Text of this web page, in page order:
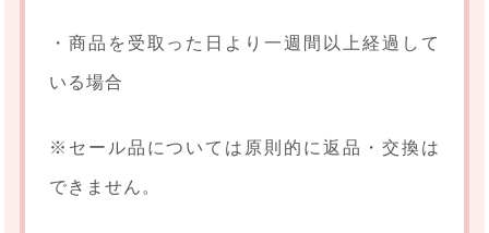
・商品を受取った日より一週間以上経過して
いる場合
※セール品については原則的に返品・交換は
できません。